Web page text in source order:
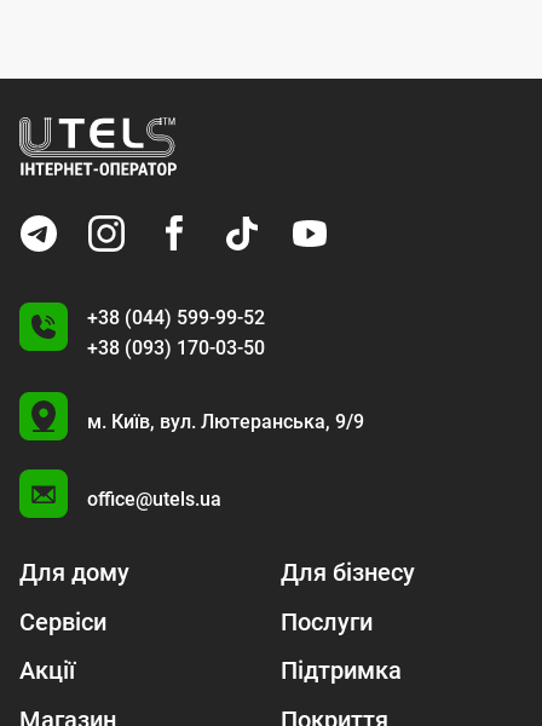
+38 (044) 599-99-52
+38 (093) 170-03-50
U
м. Київ, вул. Лютеранська, 9/9
office@utels.ua
Для дому
Для бізнесу
Сервіси
Послуги
Акції
Підтримка